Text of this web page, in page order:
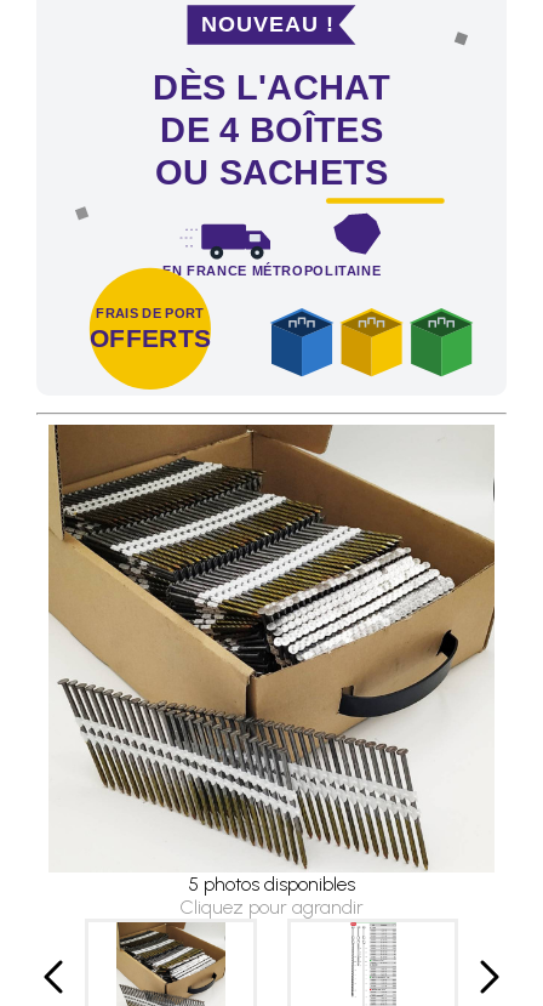
NOUVEAU !
DÈS L'ACHAT
DE 4 BOÎTES
OU SACHETS
EN FRANCE MÉTROPOLITAINE
FRAIS DE PORT
OFFERTS
Frais de port offerts en France métropolitaine dès l'achat de
5 photos disponibles
Cliquez pour agrandir